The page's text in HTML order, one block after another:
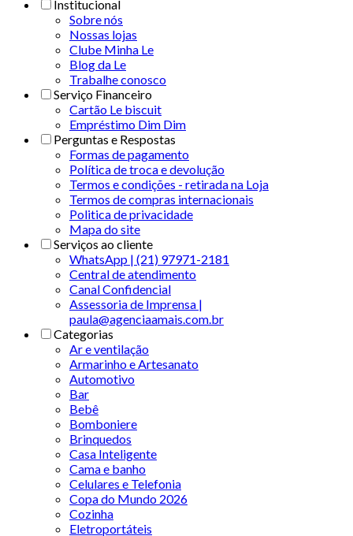
Institucional
Sobre nós
Nossas lojas
Clube Minha Le
Blog da Le
Trabalhe conosco
Serviço Financeiro
Cartão Le biscuit
Empréstimo Dim Dim
Perguntas e Respostas
Formas de pagamento
Política de troca e devolução
Termos e condições - retirada na Loja
Termos de compras internacionais
Politica de privacidade
Mapa do site
Serviços ao cliente
WhatsApp | (21) 97971-2181
Central de atendimento
Canal Confidencial
Assessoria de Imprensa |
paula@agenciaamais.com.br
Categorias
Ar e ventilação
Armarinho e Artesanato
Automotivo
Bar
Bebê
Bomboniere
Brinquedos
Casa Inteligente
Cama e banho
Celulares e Telefonia
Copa do Mundo 2026
Cozinha
Eletroportáteis